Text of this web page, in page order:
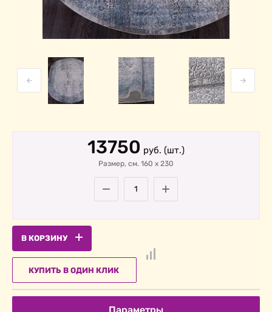
13750 руб. (шт.)
Размер, cм. 160 х 230
− +
В КОРЗИНУ
КУПИТЬ В ОДИН КЛИК
Параметры